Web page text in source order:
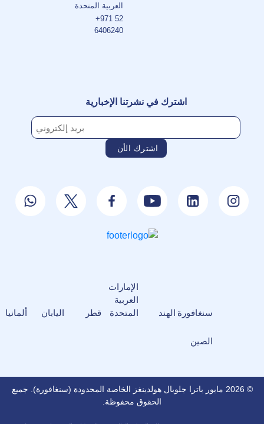
العربية المتحدة
+971 52
6406240
اشترك في نشرتنا الإخبارية
سنغافورة الهند
الإمارات
العربية
المتحدة
قطر اليابان ألمانيا
الصين
© 2026 مايور باترا جلوبال هولدينغز الخاصة المحدودة (سنغافورة). جميع
الحقوق محفوظة.